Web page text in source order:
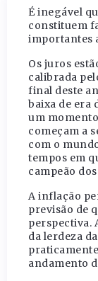
É inegável
constituem
importantes
Os juros
calibrada
final deste
baixa de era
um
começam a
com o
tempos em
campeão
A inflação
previsão de
perspectiva.
da lerdeza
andamento